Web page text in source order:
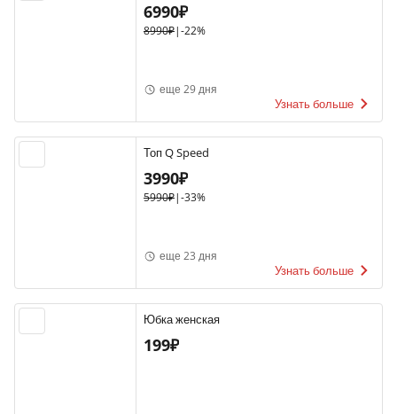
6990₽
8990₽|-22%
еще 29 дня
Узнать больше
Топ Q Speed
3990₽
5990₽|-33%
еще 23 дня
Узнать больше
Юбка женская
199₽